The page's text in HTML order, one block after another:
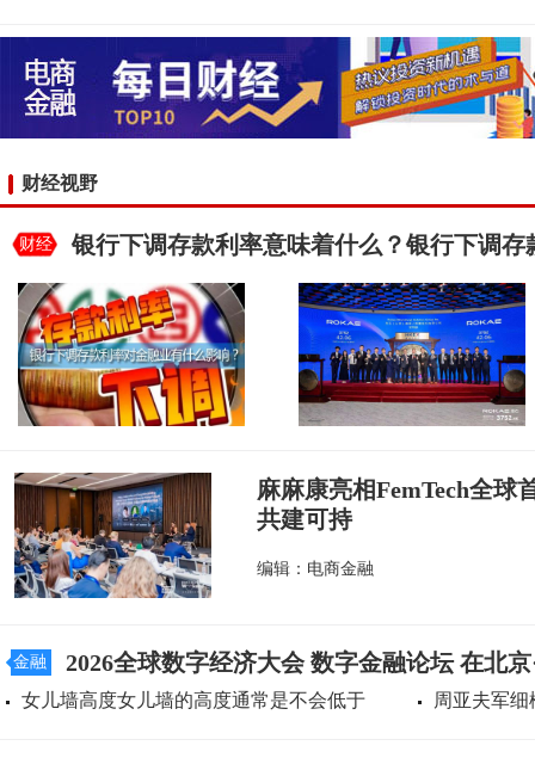
财经视野
财经 银行下调存款利率意味着什么？银行下调
麻麻康亮相FemTech全球
共建可持
编辑：电商金融
金融 2026全球数字经济大会 数字金融论坛 在北
女儿墙高度女儿墙的高度通常是不会低于 周亚夫军